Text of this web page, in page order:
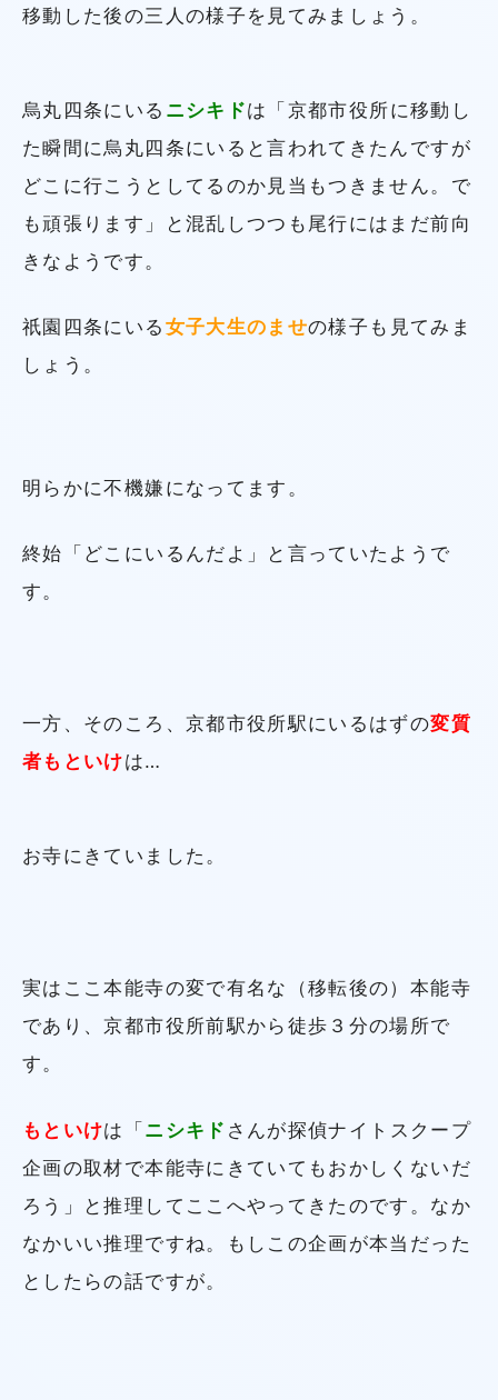
移動した後の三人の様子を見てみましょう。
烏丸四条にいる ニシキドは「京都市役所に移動し
た瞬間に烏丸四条にいると言われてきたんですが
どこに行こうとしてるのか見当もつきません。で
も頑張ります」と混乱しつつも尾行にはまだ前向
きなようです。
祇園四条にいる 女子大生のませの様子も見てみま
しょう。
明らかに不機嫌になってます。
終始「どこにいるんだよ」と言っていたようで
す。
一方、そのころ、京都市役所駅にいるはずの変質
者もといけは…
お寺にきていました。
実はここ本能寺の変で有名な（移転後の）本能寺
であり、京都市役所前駅から徒歩３分の場所で
す。
もといけは「ニシキド さんが探偵ナイトスクープ
企画の取材で本能寺にきていてもおかしくないだ
ろう」と推理してここへやってきたのです。なか
なかいい推理ですね。もしこの企画が本当だった
としたらの話ですが。